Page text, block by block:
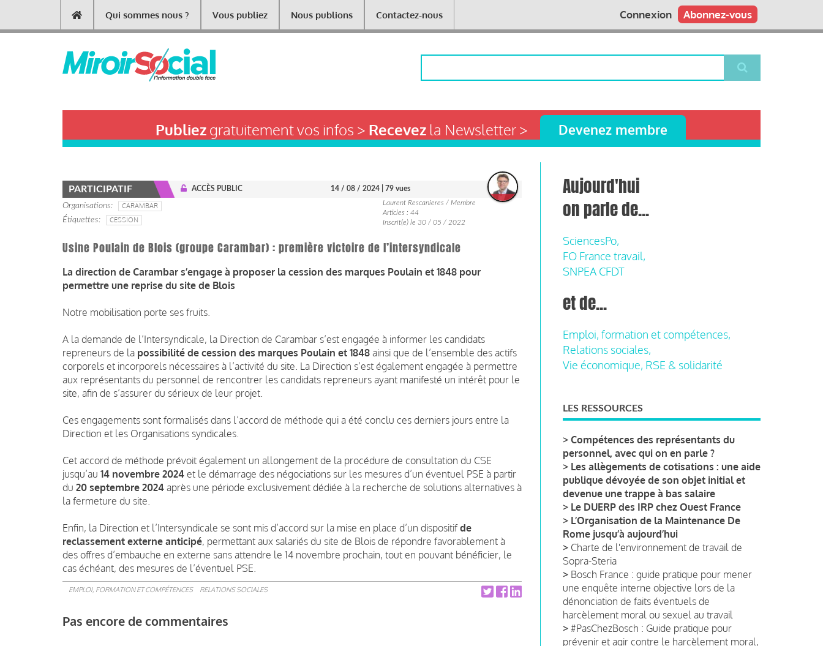
contenu
Main
navigation
Qui sommes nous ? Vous publiez Nous publions Contactez-nous Abonnez-vous
Connexion
Publiezgratuitement vos infos > Recevezla Newsletter > Devenez membre
PARTICIPATIF ACCÈS PUBLIC 14 / 08 / 2024 | 79 vues
Organisations
CARAMBAR
Étiquettes
CESSION
Laurent Rescanieres / Membre
Articles : 44
Inscrit(e) le 30 / 05 / 2022
Usine Poulain de Blois (groupe Carambar) : première victoire de l’intersyndicale
La direction de Carambar s’engage à proposer la cession des marques Poulain et 1848 pour
permettre une reprise du site de Blois
Notre mobilisation porte ses fruits.
A la demande de l’Intersyndicale, la Direction de Carambar s’est engagée à informer les candidats
repreneurs de la possibilité de cession des marques Poulain et 1848 ainsi que de l’ensemble des actifs
corporels et incorporels nécessaires à l’activité du site. La Direction s’est également engagée à permettre
aux représentants du personnel de rencontrer les candidats repreneurs ayant manifesté un intérêt pour le
site, afin de s’assurer du sérieux de leur projet.
Ces engagements sont formalisés dans l’accord de méthode qui a été conclu ces derniers jours entre la
Direction et les Organisations syndicales.
Cet accord de méthode prévoit également un allongement de la procédure de consultation du CSE
jusqu’au 14 novembre 2024 et le démarrage des négociations sur les mesures d’un éventuel PSE à partir
du 20 septembre 2024 après une période exclusivement dédiée à la recherche de solutions alternatives à
la fermeture du site.
Enfin, la Direction et l’Intersyndicale se sont mis d’accord sur la mise en place d’un dispositifde
reclassement externe anticipé, permettant aux salariés du site de Blois de répondre favorablement à
des offres d’embauche en externe sans attendre le 14 novembre prochain, tout en pouvant bénéficier, le
cas échéant, des mesures de l’éventuel PSE.
EMPLOI, FORMATION ET COMPÉTENCES RELATIONS SOCIALES
Pas encore de commentaires
Aujourd'hui
on parle de...
SciencesPo,
FO France travail,
SNPEA CFDT
et de...
Emploi, formation et compétences,
Relations sociales,
Vie économique, RSE & solidarité
LES RESSOURCES
> Compétences des représentants du
personnel, avec qui on en parle ?
> Les allègements de cotisations : une aide
publique dévoyée de son objet initial et
devenue une trappe à bas salaire
> Le DUERP des IRP chez Ouest France
> L’Organisation de la Maintenance De
Rome jusqu’à aujourd’hui
> Charte de l'environnement de travail de
Sopra-Steria
> Bosch France : guide pratique pour mener
une enquête interne objective lors de la
dénonciation de faits éventuels de
harcèlement moral ou sexuel au travail
> #PasChezBosch : Guide pratique pour
prévenir et agir contre le harcèlement moral,